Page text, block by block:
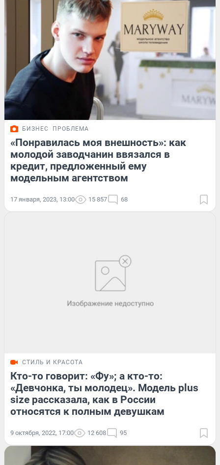
БИЗНЕС ПРОБЛЕМА
«Понравилась моя внешность»: как
молодой заводчанин ввязался в
кредит, предложенный ему
модельным агентством
17 января, 2023, 13:00 15 857 68
СТИЛЬ И КРАСОТА
Кто-то говорит: «Фу»; а кто-то:
«Девчонка, ты молодец». Модель plus
size рассказала, как в России
относятся к полным девушкам
9 октября, 2022, 17:00 12 608 95